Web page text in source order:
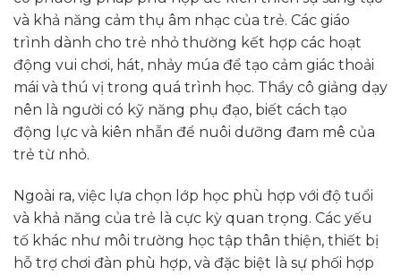
và khả năng cảm thụ âm nhạc của trẻ. Các giáo
trình dành cho trẻ nhỏ thường kết hợp các hoạt
động vui chơi, hát, nhảy múa để tạo cảm giác thoải
mái và thú vị trong quá trình học. Thầy cô giảng dạy
nên là người có kỹ năng phụ đạo, biết cách tạo
động lực và kiên nhẫn để nuôi dưỡng đam mê của
trẻ từ nhỏ.
Ngoài ra, việc lựa chọn lớp học phù hợp với độ tuổi
và khả năng của trẻ là cực kỳ quan trọng. Các yếu
tố khác như môi trường học tập thân thiện, thiết bị
hỗ trợ chơi đàn phù hợp, và đặc biệt là sự phối hợp